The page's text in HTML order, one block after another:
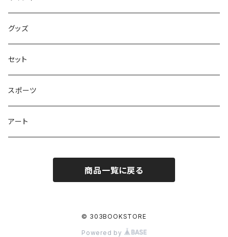
学びの絵本
昭和偏愛シリーズ
熊川哲也アートノベル
社会について考える
グッズ
セット
スポーツ
アート
商品一覧に戻る
© 303BOOKSTORE
Powered by